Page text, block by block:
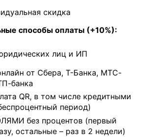
скидка
способы оплаты (+10%):
лиц и ИП
от Сбера, Т-Банка, МТС-
банка
QR, в том числе кредитными
период)
без процентов (первый
остальные – раз в 2 недели)